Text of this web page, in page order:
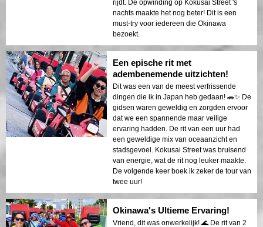
rijdt. De opwinding op Kokusai Street 's
nachts maakte het nog beter! Dit is een
must-try voor iedereen die Okinawa
bezoekt.
Een epische rit met
adembenemende uitzichten!
Dit was een van de meest verfrissende
dingen die ik in Japan heb gedaan! 🚗✨ De
gidsen waren geweldig en zorgden ervoor
dat we een spannende maar veilige
ervaring hadden. De rit van een uur had
een geweldige mix van oceaanzicht en
stadsgevoel. Kokusai Street was bruisend
van energie, wat de rit nog leuker maakte.
De volgende keer boek ik zeker de tour van
twee uur!
Okinawa's Ultieme Ervaring!
Vriend, dit was onwerkelijk! 🌊 De rit van 2